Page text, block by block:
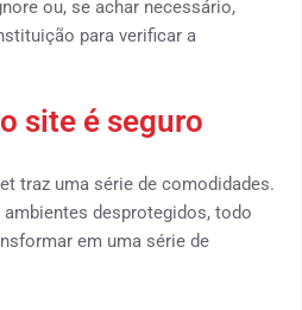
ou, se achar necessário,
para verificar a
site é seguro
traz uma série de comodidades.
desprotegidos, todo
em uma série de